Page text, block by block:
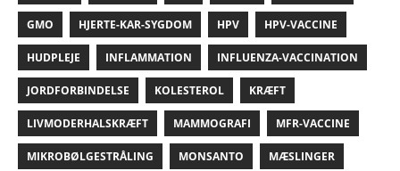
GMO HJERTE-KAR-SYGDOM HPV HPV-VACCINE
HUDPLEJE INFLAMMATION INFLUENZA-VACCINATION
JORDFORBINDELSE KOLESTEROL KRÆFT
LIVMODERHALSKRÆFT MAMMOGRAFI MFR-VACCINE
MIKROBØLGESTRÅLING MONSANTO MÆSLINGER